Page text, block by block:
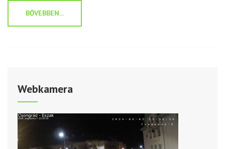
BŐVEBBEN...
Webkamera